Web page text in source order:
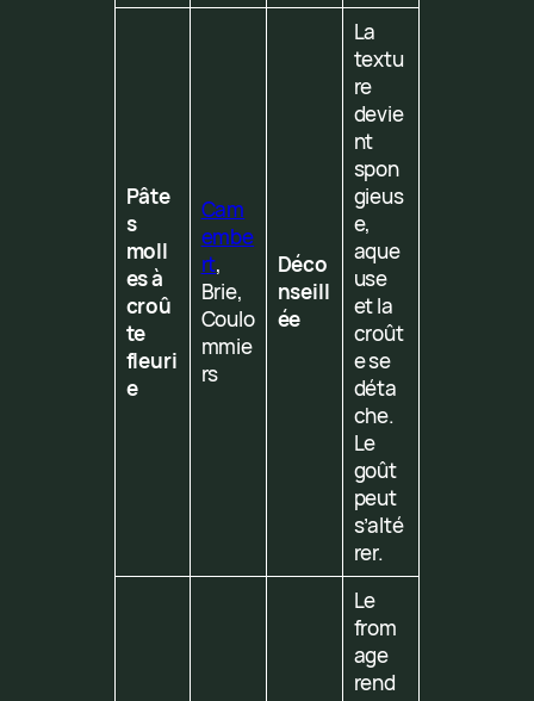
Pâte
s
moll
es à
croû
te
fleuri
e
Cam
embe
rt,
Brie,
Coulo
mmie
rs
Déco
nseill
ée
La
textu
re
devie
nt
spon
gieus
e,
aque
use
et la
croût
e se
déta
che.
Le
goût
peut
s’alté
rer.
Le
from
age
rend